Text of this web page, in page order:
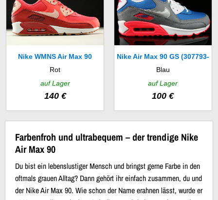
Nike WMNS Air Max 90
Rot
auf Lager
140 €
Nike Air Max 90 GS (307793-
Blau
auf Lager
100 €
Farbenfroh und ultrabequem – der trendige Nike
Air Max 90
Du bist ein lebenslustiger Mensch und bringst gerne Farbe in den
oftmals grauen Alltag? Dann gehört ihr einfach zusammen, du und
der Nike Air Max 90. Wie schon der Name erahnen lässt, wurde er